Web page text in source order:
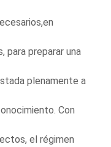
para preparar una
plenamente a
Con
el régimen